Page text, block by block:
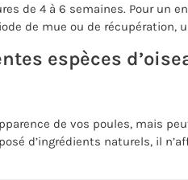
de 4 à 6 semaines. Pour un
de mue ou de récupération,
espèces
de vos poules, mais
d’ingrédients naturels, il